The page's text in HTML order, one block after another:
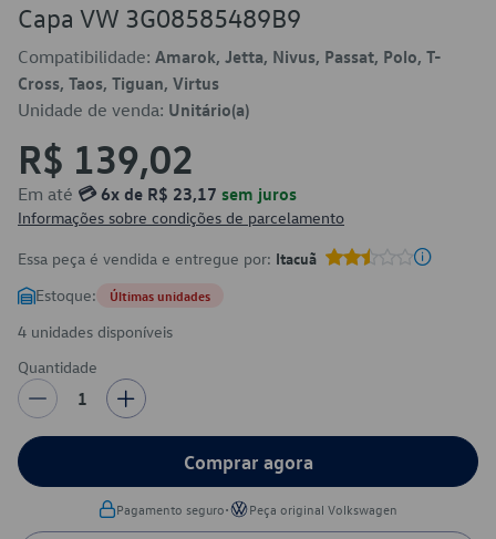
Capa VW 3G08585489B9
Compatibilidade: Amarok, Jetta, Nivus, Passat, Polo, T-
Cross, Taos, Tiguan, Virtus
Unidade de venda: Unitário(a)
R$ 139,02
Em até 💳 6x de R$ 23,17 sem juros
Informações sobre condições de parcelamento
Essa peça é vendida e entregue por: Itacuã
Estoque: Últimas unidades
4 unidades disponíveis
Quantidade
1
Comprar agora
Pagamento seguro• Peça original Volkswagen